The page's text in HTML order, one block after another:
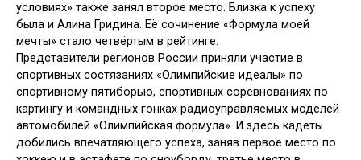
условиях» также занял второе место. Близка к успеху
была и Алина Гридина. Её сочинение «Формула моей
мечты» стало четвёртым в рейтинге.
Представители регионов России приняли участие в
спортивных состязаниях «Олимпийские идеалы» по
спортивному пятиборью, спортивных соревнованиях по
картингу и командных гонках радиоуправляемых моделей
автомобилей «Олимпийская формула». И здесь кадеты
добились впечатляющего успеха, заняв первое место по